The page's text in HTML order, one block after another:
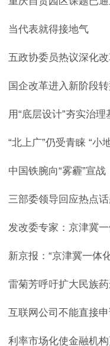
当代表就得接地气
五政协委员热议深化
国企改革进入新阶段
用“底层设计”夯实治理
“北上广”仍受青睐 “小
中国铁腕向“雾霾”宣战
三部委领导回应热点
发改委专家：京津冀
新京报：“京津冀一体
雷菊芳呼吁扩大民族
互联网公司不能直接
利率市场化使金融机